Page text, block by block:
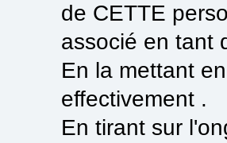
de CETTE
associé en tant
En la mettant
effectivement .
En tirant sur